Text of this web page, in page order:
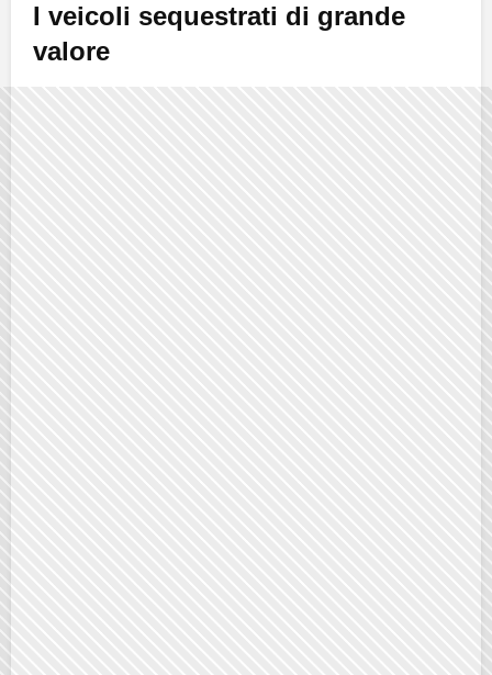
I veicoli sequestrati di grande
valore